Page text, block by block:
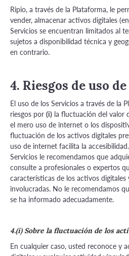
Ripio, a través de la Plataforma, le
vender, almacenar activos digitales
Servicios se encuentran limitados al
sujetos a disponibilidad técnica y
en contrario.
4. Riesgos de uso
El uso de los Servicios a través de la
riesgos por (i) la fluctuación del valor
el mero uso de internet o los
fluctuación de los activos digitales
uso de internet facilita la
Servicios le recomendamos que
consulte a profesionales o expertos
características de los activos digitales
involucradas. No le recomendamos
se ha informado adecuadamente.
4.(i) Sobre la fluctuación de los
En cualquier caso, usted reconoce y